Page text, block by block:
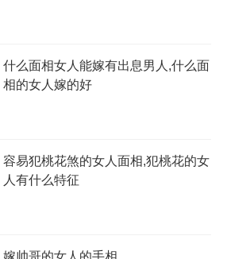
什么面相女人能嫁有出息男人,什么面
相的女人嫁的好
容易犯桃花煞的女人面相,犯桃花的女
人有什么特征
嫁帅哥的女人的手相